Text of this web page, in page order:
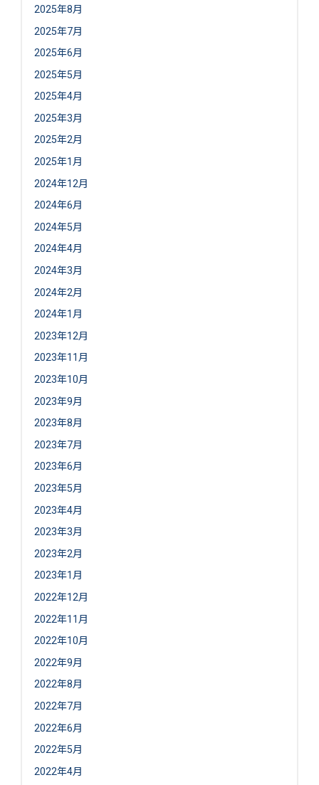
2025年8月
2025年7月
2025年6月
2025年5月
2025年4月
2025年3月
2025年2月
2025年1月
2024年12月
2024年6月
2024年5月
2024年4月
2024年3月
2024年2月
2024年1月
2023年12月
2023年11月
2023年10月
2023年9月
2023年8月
2023年7月
2023年6月
2023年5月
2023年4月
2023年3月
2023年2月
2023年1月
2022年12月
2022年11月
2022年10月
2022年9月
2022年8月
2022年7月
2022年6月
2022年5月
2022年4月